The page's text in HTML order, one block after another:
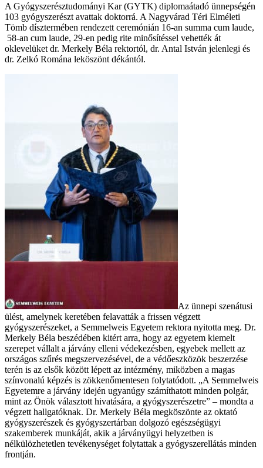
A Gyógyszerésztudományi Kar (GYTK) diplomaátadó ünnepségén
103 gyógyszerészt avattak doktorrá. A Nagyvárad Téri Elméleti
Tömb dísztermében rendezett ceremónián 16-an summa cum laude,
58-an cum laude, 29-en pedig rite minősítéssel vehették át
oklevelüket dr. Merkely Béla rektortól, dr. Antal István jelenlegi és
dr. Zelkó Romána leköszönt dékántól.
Az ünnepi szenátusi
ülést, amelynek keretében felavatták a frissen végzett
gyógyszerészeket, a Semmelweis Egyetem rektora nyitotta meg. Dr.
Merkely Béla beszédében kitért arra, hogy az egyetem kiemelt
szerepet vállalt a járvány elleni védekezésben, egyebek mellett az
országos szűrés megszervezésével, de a védőeszközök beszerzése
terén is az elsők között lépett az intézmény, miközben a magas
színvonalú képzés is zökkenőmentesen folytatódott. „A Semmelweis
Egyetemre a járvány idején ugyanúgy számíthatott minden polgár,
mint az Önök választott hivatására, a gyógyszerészetre” – mondta a
végzett hallgatóknak. Dr. Merkely Béla megköszönte az oktató
gyógyszerészek és gyógyszertárban dolgozó egészségügyi
szakemberek munkáját, akik a járványügyi helyzetben is
nélkülözhetetlen tevékenységet folytattak a gyógyszerellátás minden
frontján.